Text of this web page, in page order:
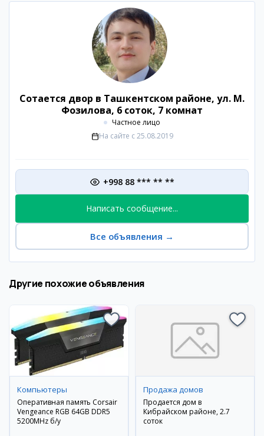
Сотается двор в Ташкентском районе, ул. М.
Фозилова, 6 соток, 7 комнат
Частное лицо
На сайте с 25.08.2019
+998 88 *** ** **
Написать сообщение...
Все объявления →
Другие похожие объявления
Компьютеры
Оперативная память Corsair
Vengeance RGB 64GB DDR5
5200MHz б/у
Продажа домов
Продается дом в
Кибрайском районе, 2.7
соток